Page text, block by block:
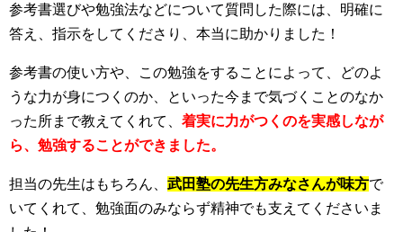
参考書選びや勉強法などについて質問した際には、明確に
答え、指示をしてくださり、本当に助かりました！
参考書の使い方や、この勉強をすることによって、
どのよ
うな力が身につくのか、といった今まで気づくこ とのなか
った所まで教えてくれて、 着実に力がつくのを実感しなが
ら、勉強することができました。
担当の先生はもちろん、 武田塾の先生方みなさんが味方で
いてくれて、勉強面のみならず精神でも支えてくださいま